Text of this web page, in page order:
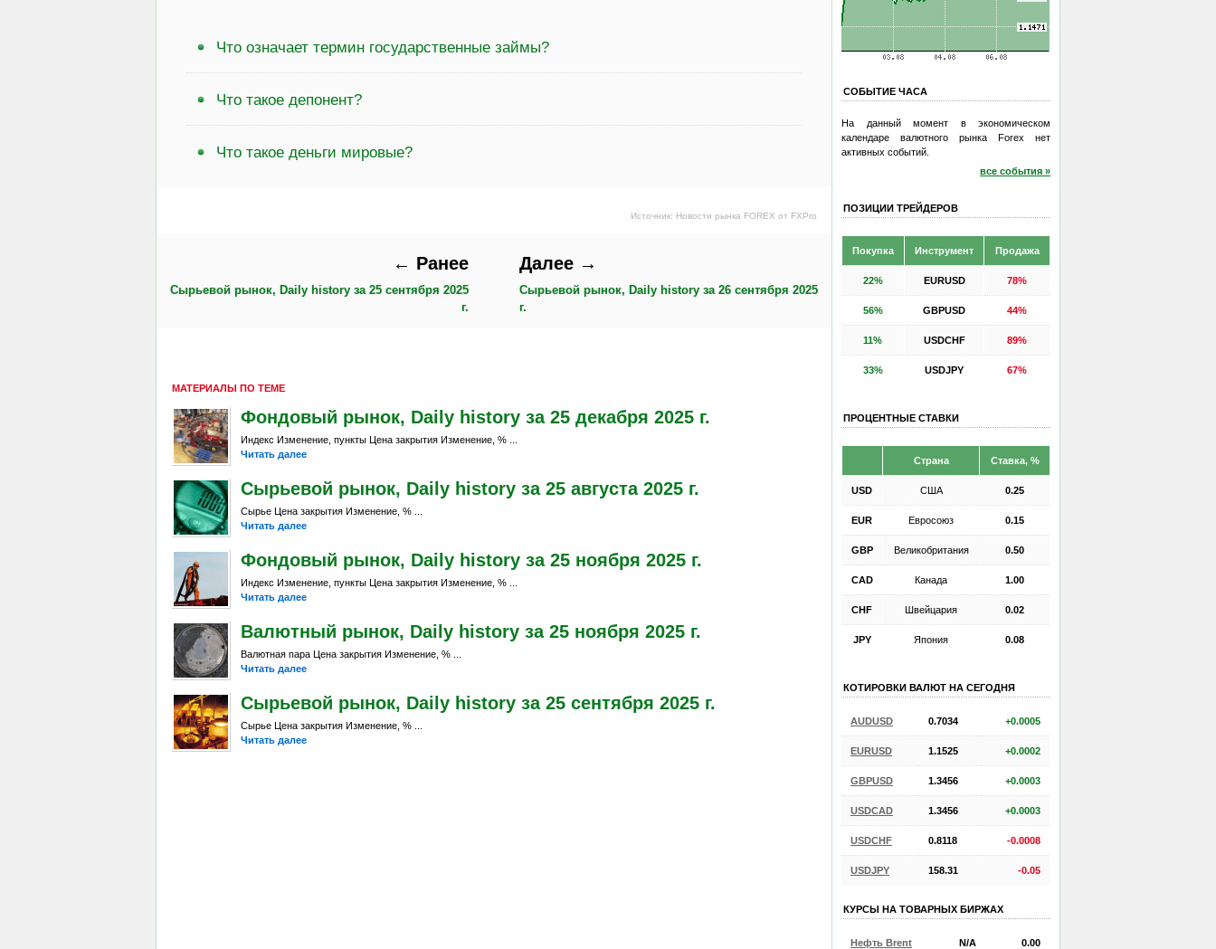
Что означает термин государственные займы?
Что такое депонент?
Что такое деньги мировые?
Источник: Новости рынка FOREX от FXPro
← Ранее
Сырьевой рынок, Daily history за 25 сентября 2025
г.
Далее →
Сырьевой рынок, Daily history за 26 сентября 2025
г.
МАТЕРИАЛЫ ПО ТЕМЕ
Фондовый рынок, Daily history за 25 декабря 2025 г.
Индекс Изменение, пункты Цена закрытия Изменение, % ...
Читать далее
Сырьевой рынок, Daily history за 25 августа 2025 г.
Сырье Цена закрытия Изменение, % ...
Читать далее
Фондовый рынок, Daily history за 25 ноября 2025 г.
Индекс Изменение, пункты Цена закрытия Изменение, % ...
Читать далее
Валютный рынок, Daily history за 25 ноября 2025 г.
Валютная пара Цена закрытия Изменение, % ...
Читать далее
Сырьевой рынок, Daily history за 25 сентября 2025 г.
Сырье Цена закрытия Изменение, % ...
Читать далее
СОБЫТИЕ ЧАСА
На данный момент в экономическом
календаре валютного рынка Forex нет
активных событий.
все события »
ПОЗИЦИИ ТРЕЙДЕРОВ
Покупка Инструмент Продажа
22% EURUSD 78%
56% GBPUSD 44%
11% USDCHF 89%
33% USDJPY 67%
ПРОЦЕНТНЫЕ СТАВКИ
Страна Ставка, %
USD США 0.25
EUR Евросоюз 0.15
GBP Великобритания 0.50
CAD Канада 1.00
CHF Швейцария 0.02
JPY Япония 0.08
КОТИРОВКИ ВАЛЮТ НА СЕГОДНЯ
AUDUSD 0.7034 +0.0005
EURUSD 1.1525 +0.0002
GBPUSD 1.3456 +0.0003
USDCAD 1.3456 +0.0003
USDCHF 0.8118 -0.0008
USDJPY 158.31 -0.05
КУРСЫ НА ТОВАРНЫХ БИРЖАХ
Нефть Brent N/A 0.00